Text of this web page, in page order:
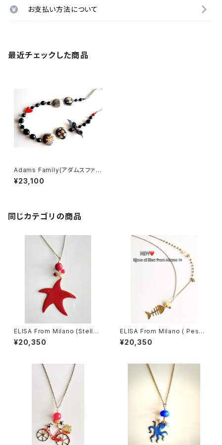
お支払い方法について
最近チェックした商品
Adams Family(アダムスファミ
リー/ロングネックレス）
¥23,100
同じカテゴリの商品
ELISA From Milano (Stella
Marina)
¥20,350
ELISA From Milano ( Pesc
e)
¥20,350